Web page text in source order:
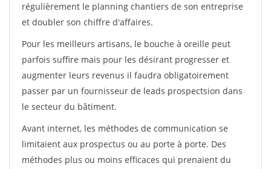
régulièrement le planning chantiers de son entreprise
et doubler son chiffre d'affaires.
Pour les meilleurs artisans, le bouche à oreille peut
parfois suffire mais pour les désirant progresser et
augmenter leurs revenus il faudra obligatoirement
passer par un fournisseur de leads prospectsion dans
le secteur du bâtiment.
Avant internet, les méthodes de communication se
limitaient aux prospectus ou au porte à porte. Des
méthodes plus ou moins efficaces qui prenaient du